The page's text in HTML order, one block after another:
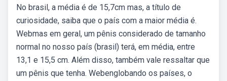
No brasil, a média é de 15,7cm mas, a título de
curiosidade, saiba que o país com a maior média é.
Webmas em geral, um pênis considerado de tamanho
normal no nosso país (brasil) terá, em média, entre
13,1 e 15,5 cm. Além disso, também vale ressaltar que
um pênis que tenha. Webenglobando os países, o